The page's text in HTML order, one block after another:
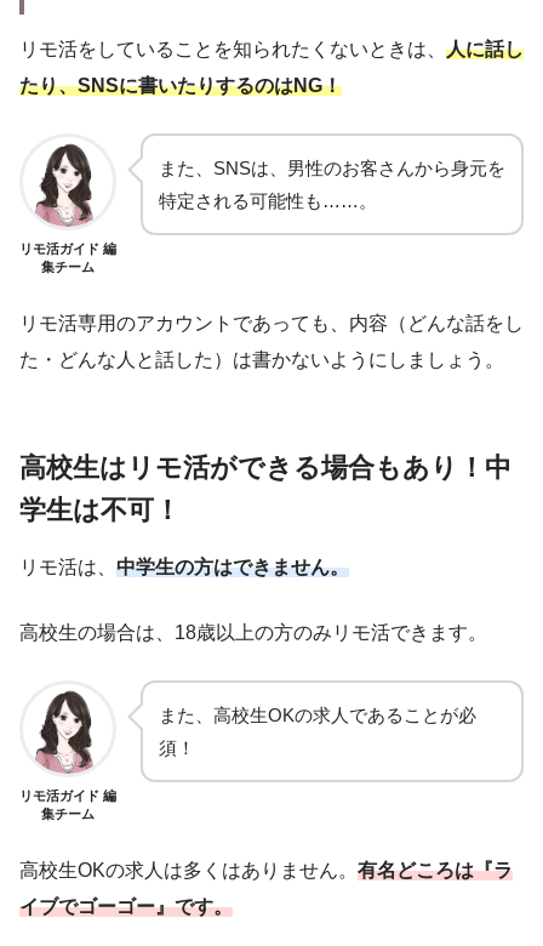
リモ活をしていることを知られたくないときは、 人に話し
たり、SNSに書いたりするのはNG！
リモ活ガイド 編
集チーム
また、SNSは、男性のお客さんから身元を
特定される可能性も……。
リモ活専用のアカウントであっても、内容（どんな話をし
た・どんな人と話した）は書かないようにしましょう。
高校生はリモ活ができる場合もあり！中
学生は不可！
リモ活は、 中学生の方はできません。
高校生の場合は、18歳以上の方のみリモ活できます。
リモ活ガイド 編
集チーム
また、高校生OKの求人であることが必
須！
高校生OKの求人は多くはありません。 有名どころは『ラ
イブでゴーゴー』です。